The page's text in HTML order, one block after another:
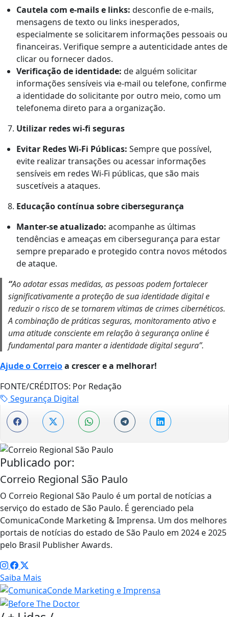
Cautela com e-mails e links: desconfie de e-mails,
mensagens de texto ou links inesperados,
especialmente se solicitarem informações pessoais ou
financeiras. Verifique sempre a autenticidade antes de
clicar ou fornecer dados.
Verificação de identidade: de alguém solicitar
informações sensíveis via e-mail ou telefone, confirme
a identidade do solicitante por outro meio, como um
telefonema direto para a organização.
Utilizar redes wi-fi seguras
Evitar Redes Wi-Fi Públicas: Sempre que possível,
evite realizar transações ou acessar informações
sensíveis em redes Wi-Fi públicas, que são mais
suscetíveis a ataques.
Educação contínua sobre cibersegurança
Manter-se atualizado: acompanhe as últimas
tendências e ameaças em cibersegurança para estar
sempre preparado e protegido contra novos métodos
de ataque.
“Ao adotar essas medidas, as pessoas podem fortalecer
significativamente a proteção de sua identidade digital e
reduzir o risco de se tornarem vítimas de crimes cibernéticos.
A combinação de práticas seguras, monitoramento ativo e
uma atitude consciente em relação à segurança online é
fundamental para manter a identidade digital segura”.
Ajude o Correioa crescer e a melhorar!
FONTE/CRÉDITOS: Por Redação
Segurança Digital
Publicado por:
Correio Regional São Paulo
O Correio Regional São Paulo é um portal de notícias a
serviço do estado de São Paulo. É gerenciado pela
ComunicaConde Marketing & Imprensa. Um dos melhores
portais de notícias do estado de São Paulo em 2024 e 2025
pelo Brasil Publisher Awards.
Saiba Mais